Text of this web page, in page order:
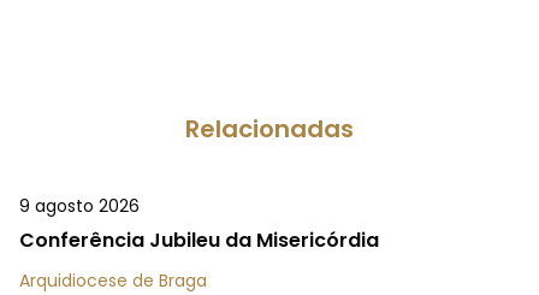
Relacionadas
9 agosto 2026
Conferência Jubileu da Misericórdia
Arquidiocese de Braga